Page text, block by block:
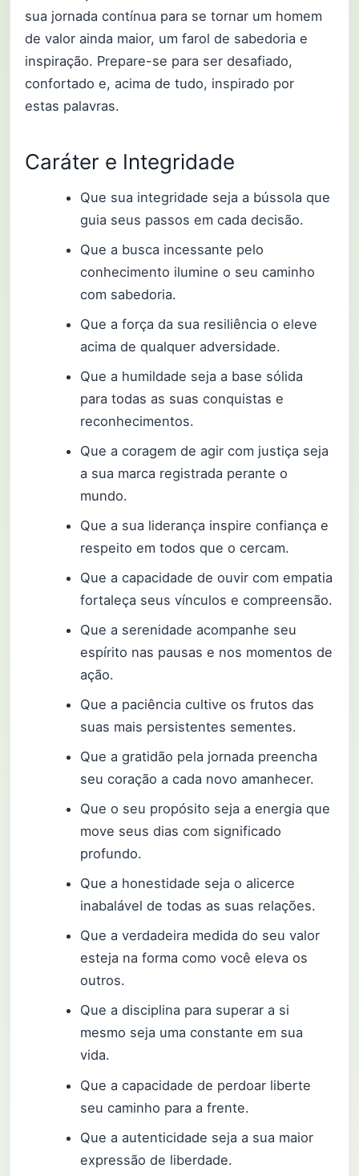
sua jornada contínua para se tornar um homem
de valor ainda maior, um farol de sabedoria e
inspiração. Prepare-se para ser desafiado,
confortado e, acima de tudo, inspirado por
estas palavras.
Caráter e Integridade
Que sua integridade seja a bússola que
guia seus passos em cada decisão.
Que a busca incessante pelo
conhecimento ilumine o seu caminho
com sabedoria.
Que a força da sua resiliência o eleve
acima de qualquer adversidade.
Que a humildade seja a base sólida
para todas as suas conquistas e
reconhecimentos.
Que a coragem de agir com justiça seja
a sua marca registrada perante o
mundo.
Que a sua liderança inspire confiança e
respeito em todos que o cercam.
Que a capacidade de ouvir com empatia
fortaleça seus vínculos e compreensão.
Que a serenidade acompanhe seu
espírito nas pausas e nos momentos de
ação.
Que a paciência cultive os frutos das
suas mais persistentes sementes.
Que a gratidão pela jornada preencha
seu coração a cada novo amanhecer.
Que o seu propósito seja a energia que
move seus dias com significado
profundo.
Que a honestidade seja o alicerce
inabalável de todas as suas relações.
Que a verdadeira medida do seu valor
esteja na forma como você eleva os
outros.
Que a disciplina para superar a si
mesmo seja uma constante em sua
vida.
Que a capacidade de perdoar liberte
seu caminho para a frente.
Que a autenticidade seja a sua maior
expressão de liberdade.